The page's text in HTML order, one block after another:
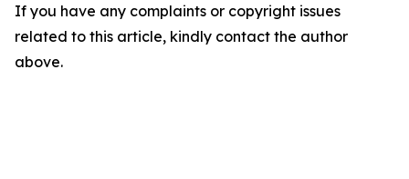
If you have any complaints or copyright issues
related to this article, kindly contact the author
above.